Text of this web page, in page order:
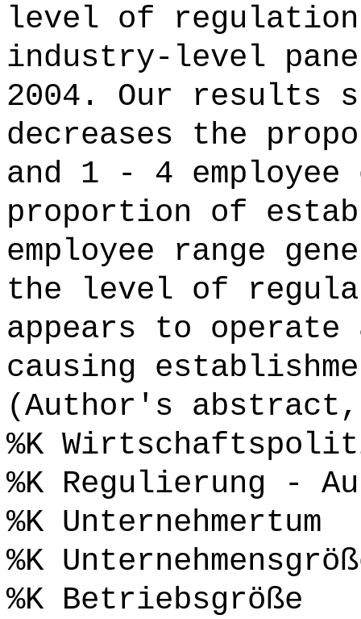
level of
industry-level
2004. Our results
decreases the
and 1 - 4
proportion of
employee range
the level of
appears to
causing
(Author's
%K
%K Regulierung -
%K Unternehmertum
%K
%K Betriebsgröße